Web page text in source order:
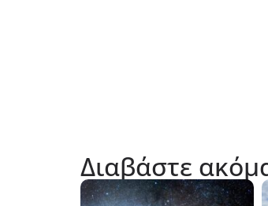
Διαβάστε